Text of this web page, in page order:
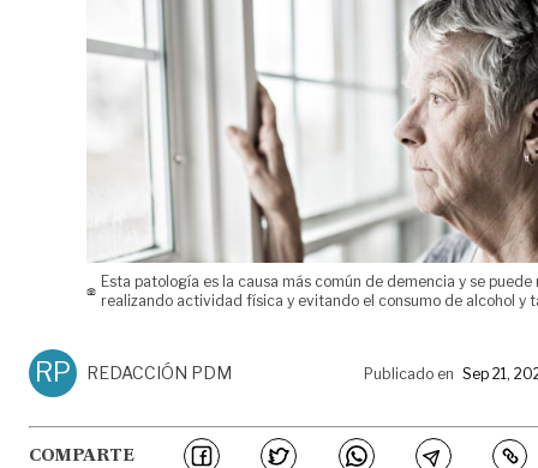
Esta patología es la causa más común de demencia y se
realizando actividad física y evitando el consumo de alcohol y
RP REDACCIÓN PDM Publicado en Sep 21,
COMPARTE